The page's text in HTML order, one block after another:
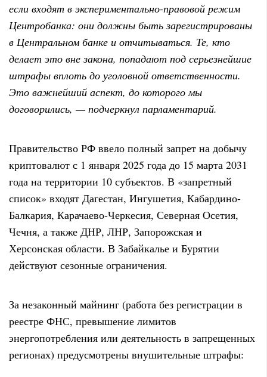
если входят в экспериментально-правовой режим
Центробанка: они должны быть зарегистрированы
в Центральном банке и отчитываться. Те, кто
делает это вне закона, попадают под серьезнейшие
штрафы вплоть до уголовной ответственности.
Это важнейший аспект, до которого мы
договорились, — подчеркнул парламентарий.
Правительство РФ ввело полный запрет на добычу
криптовалют с 1 января 2025 года до 15 марта 2031
года на территории 10 субъектов. В «запретный
список» входят Дагестан, Ингушетия, Кабардино-
Балкария, Карачаево-Черкесия, Северная Осетия,
Чечня, а также ДНР, ЛНР, Запорожская и
Херсонская области. В Забайкалье и Бурятии
действуют сезонные ограничения.
За незаконный майнинг (работа без регистрации в
реестре ФНС, превышение лимитов
энергопотребления или деятельность в запрещенных
регионах) предусмотрены внушительные штрафы: